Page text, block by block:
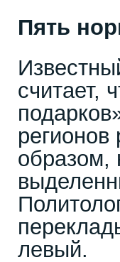
Пять
считает,
образом,
левый.